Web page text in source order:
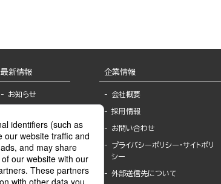
最新情報
お知らせ
報
書店様へ
海外ライセンシー
公式SNSアカウ
企業情報
会社概要
採用情報
お問い合わせ
プライバシーポリシー・サイトポリ
シー
外部送信先について